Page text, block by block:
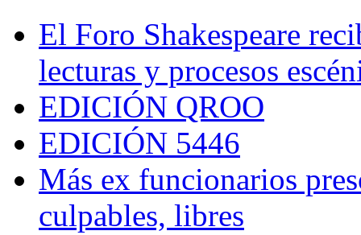
El Foro Shakespeare
lecturas y procesos
EDICIÓN QROO
EDICIÓN 5446
Más ex funcionarios
culpables, libres